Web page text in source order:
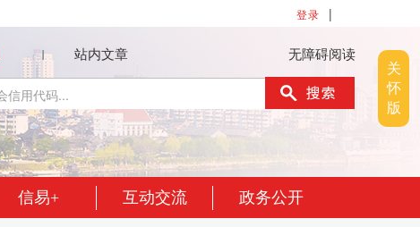
站内文章 无障碍阅读
信易+ 互动交流 政务公开
关
怀
版